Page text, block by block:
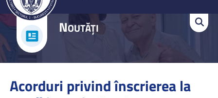
NOUTĂȚI
Acorduri privind înscrierea la